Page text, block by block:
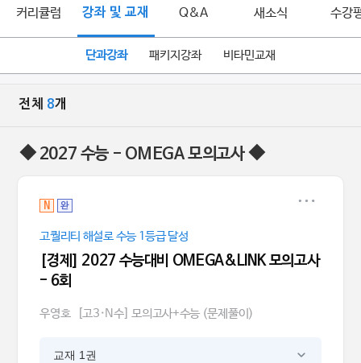
커리큘럼 강좌 및 교재 Q&A 새소식 수강
단과강좌 패키지강좌 비타민교재
전체 8개
◆ 2027 수능 - OMEGA 모의고사 ◆
N 완
고퀄리티 해설로 수능 1등급 달성
[경제] 2027 수능대비 OMEGA&LINK 모의고사
- 6회
우영호 [고3·N수] 모의고사+수능 (문제풀이)
교재 1권